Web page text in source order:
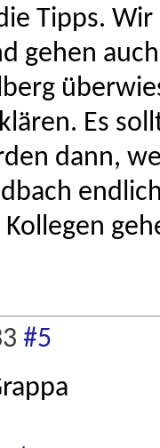
Tipps.
gehen
Es
dann,
#5